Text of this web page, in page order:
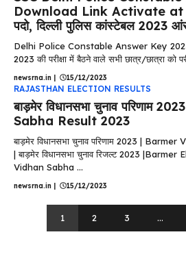
Download Link Activate at
पदो, दिल्ली पुलिस कांस्टेबल 2023
Delhi Police Constable Answer Key 2023 :
2023 की परीक्षा में बैठने वाले सभी छात्र/छात्रा को
newsrna.in | 15/12/2023
RAJASTHAN ELECTION RESULTS
बाड़मेर विधानसभा चुनाव परिणाम
Sabha Result 2023
बाड़मेर विधानसभा चुनाव परिणाम 2023 |
| बाड़मेर विधानसभा चुनाव रिजल्ट 2023
Vidhan Sabha ...
newsrna.in | 15/12/2023
1 2 3 …